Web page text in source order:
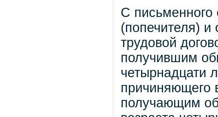
С письменного
(попечителя) и
трудовой
получившим
четырнадцати
причиняющего
получающим